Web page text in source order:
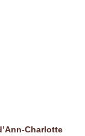
Charlotte